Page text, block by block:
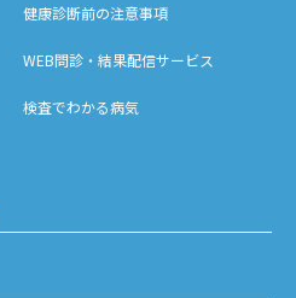
健康診断前の注意事項
WEB問診・結果配信サービス
検査でわかる病気